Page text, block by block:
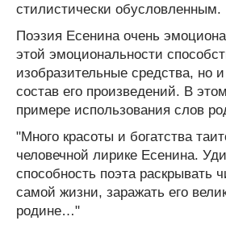
стилистически обусловленным.
Поэзия Есенина очень
этой эмоциональности
изобразительные средства, но
состав его произведений. В
примере использования слов
"Много красоты и богатства
человечной лирике Есенина.
способность поэта раскрывать
самой жизни, заражать его
родине…"